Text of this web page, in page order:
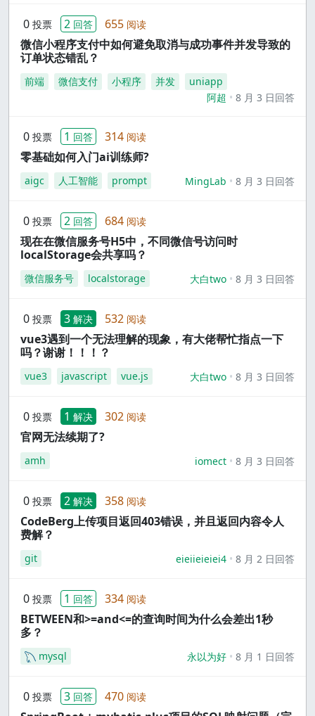
0 投票 2 回答 655 阅读
微信小程序支付中如何避免取消与成功事件并发导致的
订单状态错乱？
前端 微信支付 小程序 并发
uniapp
阿超
8 月 3 日回答
0 投票 1 回答 314 阅读
零基础如何入门ai训练师?
aigc 人工智能 prompt MingLab 8 月 3 日回答
0 投票 2 回答 684 阅读
现在在微信服务号H5中，不同微信号访问时
localStorage会共享吗？
微信服务号 localstorage 大白two 8 月 3 日回答
0 投票 3 解决 532 阅读
vue3遇到一个无法理解的现象，有大佬帮忙指点一下
吗？谢谢！！！？
vue3 javascript vue.js 大白two 8 月 3 日回答
0 投票 1 解决 302 阅读
官网无法续期了?
amh iomect 8 月 3 日回答
0 投票 2 解决 358 阅读
CodeBerg上传项目返回403错误，并且返回内容令人
费解？
git eieiieieiei4 8 月 2 日回答
0 投票 1 回答 334 阅读
BETWEEN和>=and<=的查询时间为什么会差出1秒
多？
mysql 永以为好 8 月 1 日回答
0 投票 3 回答 470 阅读